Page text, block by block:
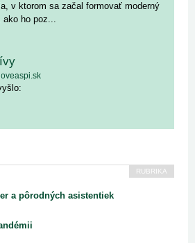
v ktorom sa začal formovať moderný
ako ho poz...
RUBRIKA
a pôrodných asistentiek